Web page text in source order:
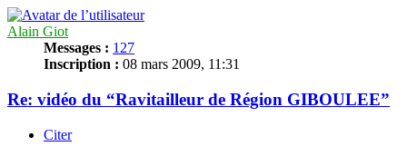
Alain Giot
Messages : 127
Inscription : 08 mars 2009, 11:31
Re: vidéo du “Ravitailleur de Région GIBOULEE”
Citer